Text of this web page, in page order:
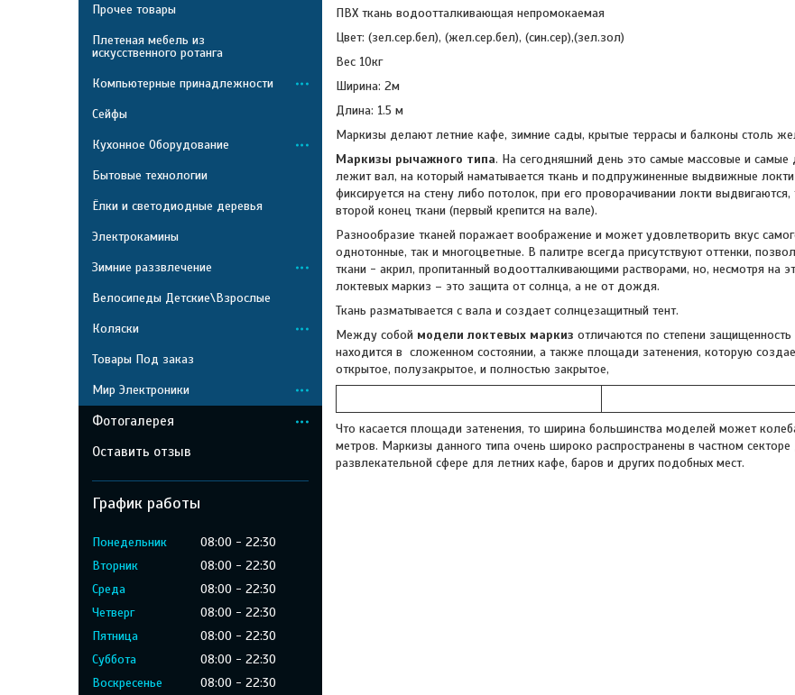
ПВХ ткань водоотталкивающая непромокаемая
Цвет: (зел.сер.бел), (жел.сер.бел), (син.сер),(зел.зол)
Вес 10кг
Ширина: 2м
Длина: 1.5 м
Маркизы делают летние кафе, зимние сады, крытые террасы и балконы столь
Маркизы рычажного типа. На сегодняшний день это самые массовые и самые
лежит вал, на который наматывается ткань и подпружиненные выдвижные
фиксируется на стену либо потолок, при его проворачивании локти
второй конец ткани (первый крепится на вале).
Разнообразие тканей поражает воображение и может удовлетворить вкус
однотонные, так и многоцветные. В палитре всегда присутствуют оттенки,
ткани - акрил, пропитанный водоотталкивающими растворами, но, несмотря на
локтевых маркиз – это защита от солнца, а не от дождя.
Ткань разматывается с вала и создает солнцезащитный тент.
Между собой модели локтевых маркиз отличаются по степени
находится в сложенном состоянии, а также площади затенения, которую
открытое, полузакрытое, и полностью закрытое,
Что касается площади затенения, то ширина большинства моделей может
метров. Маркизы данного типа очень широко распространены в частном
развлекательной сфере для летних кафе, баров и других подобных мест.
Прочее товары
Плетеная мебель из
искусственного ротанга
Компьютерные принадлежности
Сейфы
Кухонное Оборудование
Бытовые технологии
Ёлки и светодиодные деревья
Электрокамины
Зимние раззвлечение
Велосипеды Детские\Взрослые
Коляски
Товары Под заказ
Мир Электроники
Фотогалерея
Оставить отзыв
График работы
Понедельник 08:00
22:30
Вторник
08:00
22:30
Среда
08:00
22:30
Четверг
08:00
22:30
Пятница
08:00
22:30
Суббота
08:00
22:30
Воскресенье
08:00 22:30